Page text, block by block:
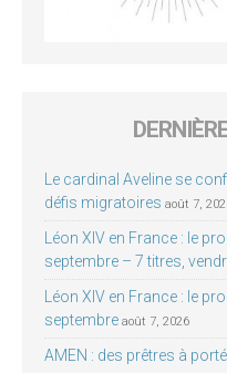
Le cardinal Aveline se
défis migratoires août 7,
Léon XIV en France : le
septembre – 7 titres,
Léon XIV en France : le
septembre août 7, 2026
AMEN : des prêtres à